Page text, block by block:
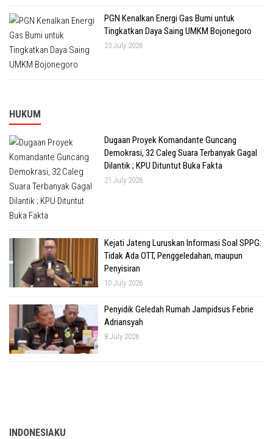
PGN Kenalkan Energi Gas Bumi untuk
Tingkatkan Daya Saing UMKM Bojonegoro
23 July 2026
HUKUM
Dugaan Proyek Komandante Guncang
Demokrasi, 32 Caleg Suara Terbanyak Gagal
Dilantik ; KPU Dituntut Buka Fakta
21 July 2026
Kejati Jateng Luruskan Informasi Soal SPPG:
Tidak Ada OTT, Penggeledahan, maupun
Penyisiran
10 July 2026
Penyidik Geledah Rumah Jampidsus Febrie
Adriansyah
8 July 2026
INDONESIAKU